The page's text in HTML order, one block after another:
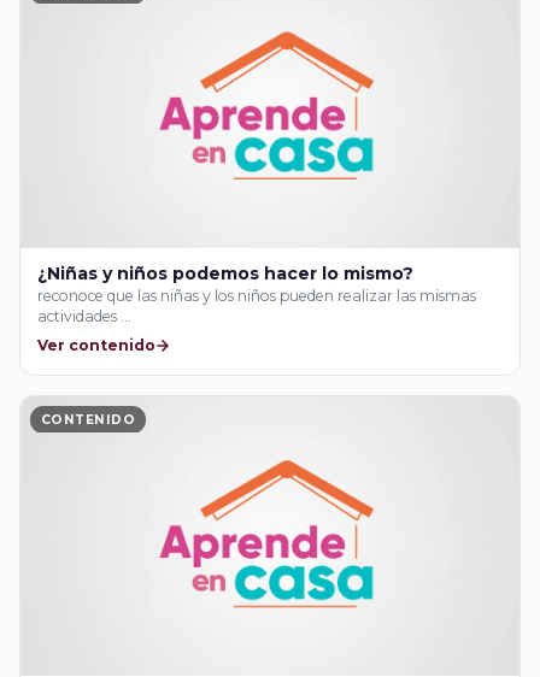
¿Niñas y niños podemos hacer lo mismo?
reconoce que las niñas y los niños pueden realizar las mismas
actividades …
Ver contenido
CONTENIDO